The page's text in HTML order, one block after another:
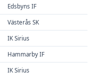
Edsbyns IF
Västerås SK
IK Sirius
Hammarby IF
IK Sirius